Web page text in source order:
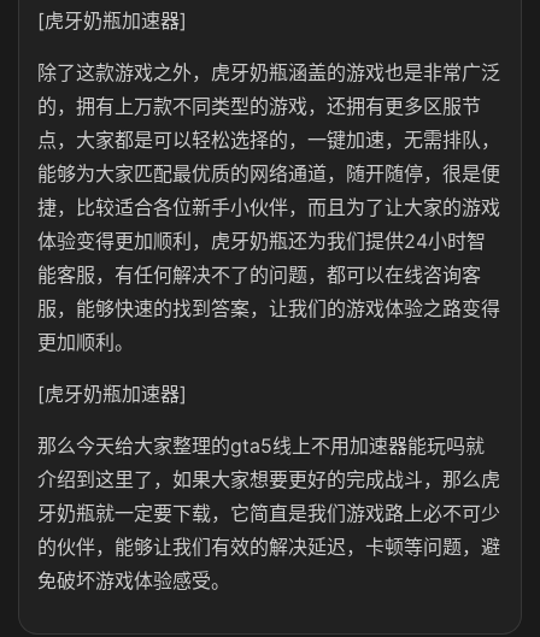
[虎牙奶瓶加速器]
除了这款游戏之外，虎牙奶瓶涵盖的游戏也是非常广泛
的，拥有上万款不同类型的游戏，还拥有更多区服节
点，大家都是可以轻松选择的，一键加速，无需排队，
能够为大家匹配最优质的网络通道，随开随停，很是便
捷，比较适合各位新手小伙伴，而且为了让大家的游戏
体验变得更加顺利，虎牙奶瓶还为我们提供24小时智
能客服，有任何解决不了的问题，都可以在线咨询客
服，能够快速的找到答案，让我们的游戏体验之路变得
更加顺利。
[虎牙奶瓶加速器]
那么今天给大家整理的gta5线上不用加速器能玩吗就
介绍到这里了，如果大家想要更好的完成战斗，那么虎
牙奶瓶就一定要下载，它简直是我们游戏路上必不可少
的伙伴，能够让我们有效的解决延迟，卡顿等问题，避
免破坏游戏体验感受。